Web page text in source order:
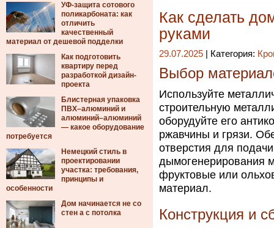
УФ-защита сотового
поликарбоната: как
отличить
качественный
материал от дешевой подделки
Как подготовить
квартиру перед
разработкой дизайн-
проекта
Блистерная упаковка
ПВХ–алюминий и
алюминий–алюминий
— какое оборудование
потребуется
Немецкий стиль в
проектировании
участка: требования,
принципы и
особенности
Дом начинается не со
стен а с потолка
Как сделать
руками
29.07.2025 | Категория:
Выбор
Используйте
строительную
оборудуйте его
ржавчины и грязи.
отверстия для
дымогенерирования
фруктовые или
материал.
Конструкция и